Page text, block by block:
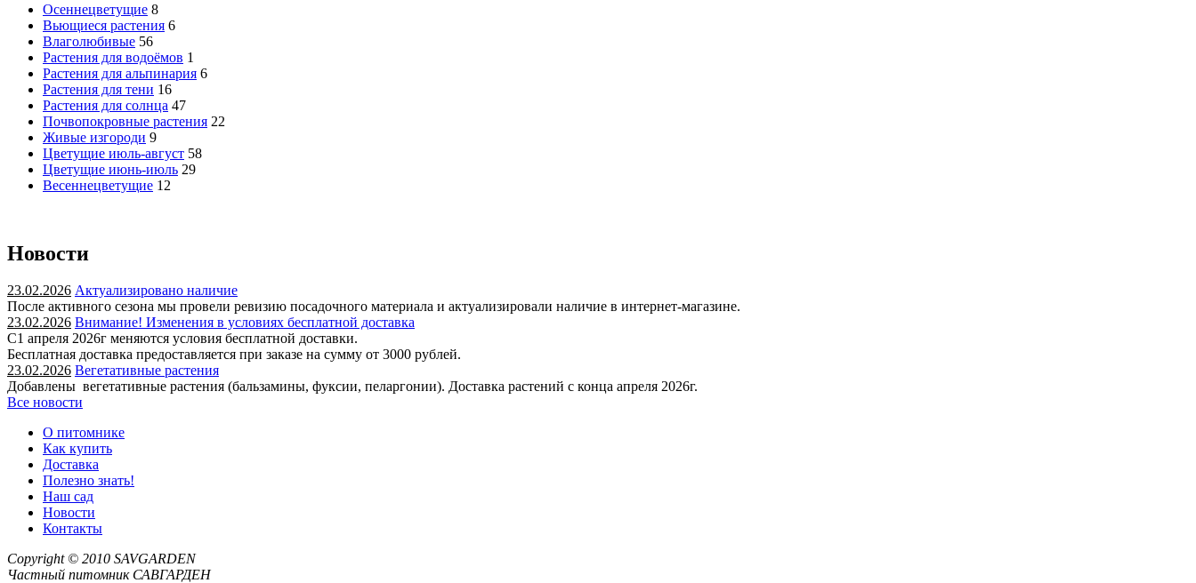
Осеннецветущие 8
Вьющиеся растения 6
Влаголюбивые 56
Растения для водоёмов 1
Растения для альпинария 6
Растения для тени 16
Растения для солнца 47
Почвопокровные растения 22
Живые изгороди 9
Цветущие июль-август 58
Цветущие июнь-июль 29
Весеннецветущие 12
Новости
23.02.2026 Актуализировано наличие
После активного сезона мы провели ревизию посадочного материала и актуализировали наличие в интернет-магазине.
23.02.2026 Внимание! Изменения в условиях бесплатной доставка
С1 апреля 2026г меняются условия бесплатной доставки.
Бесплатная доставка предоставляется при заказе на сумму от 3000 рублей.
23.02.2026 Вегетативные растения
Добавлены вегетативные растения (бальзамины, фуксии, пеларгонии). Доставка растений с конца апреля 2026г.
Все новости
О питомнике
Как купить
Доставка
Полезно знать!
Наш сад
Новости
Контакты
Copyright © 2010 SAVGARDEN
Частный питомник САВГАРДЕН